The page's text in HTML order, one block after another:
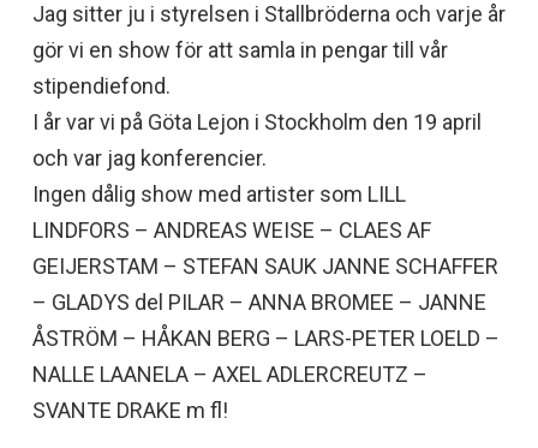
Jag sitter ju i styrelsen i Stallbröderna och varje år
gör vi en show för att samla in pengar till vår
stipendiefond.
I år var vi på Göta Lejon i Stockholm den 19 april
och var jag konferencier.
Ingen dålig show med artister som LILL
LINDFORS – ANDREAS WEISE – CLAES AF
GEIJERSTAM – STEFAN SAUK JANNE SCHAFFER
– GLADYS del PILAR – ANNA BROMEE – JANNE
ÅSTRÖM – HÅKAN BERG – LARS-PETER LOELD –
NALLE LAANELA – AXEL ADLERCREUTZ –
SVANTE DRAKE m fl!